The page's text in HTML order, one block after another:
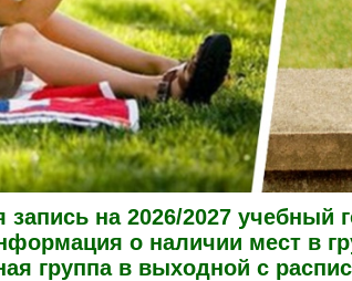
запись на 2026/2027 учебный
о наличии мест в
группа в выходной с